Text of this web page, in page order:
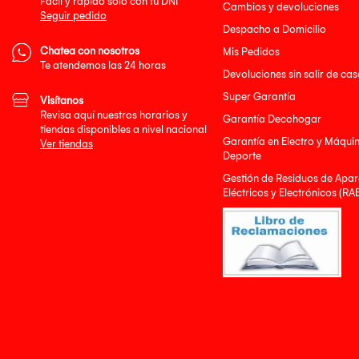
Cambios y devoluciones
Despacho a Domicilio
Mis Pedidos
Devoluciones sin salir de
Super Garantía
Garantía Decohogar
Garantía en Electro y
Deporte
Gestión de Residuos de
Eléctricos y Electrónicos
Seguir pedido
Chatea con nosotros
Te atendemos las 24 horas
Visítanos
Revisa aquí nuestros horarios y
tiendas disponibles a nivel nacional
Ver tiendas